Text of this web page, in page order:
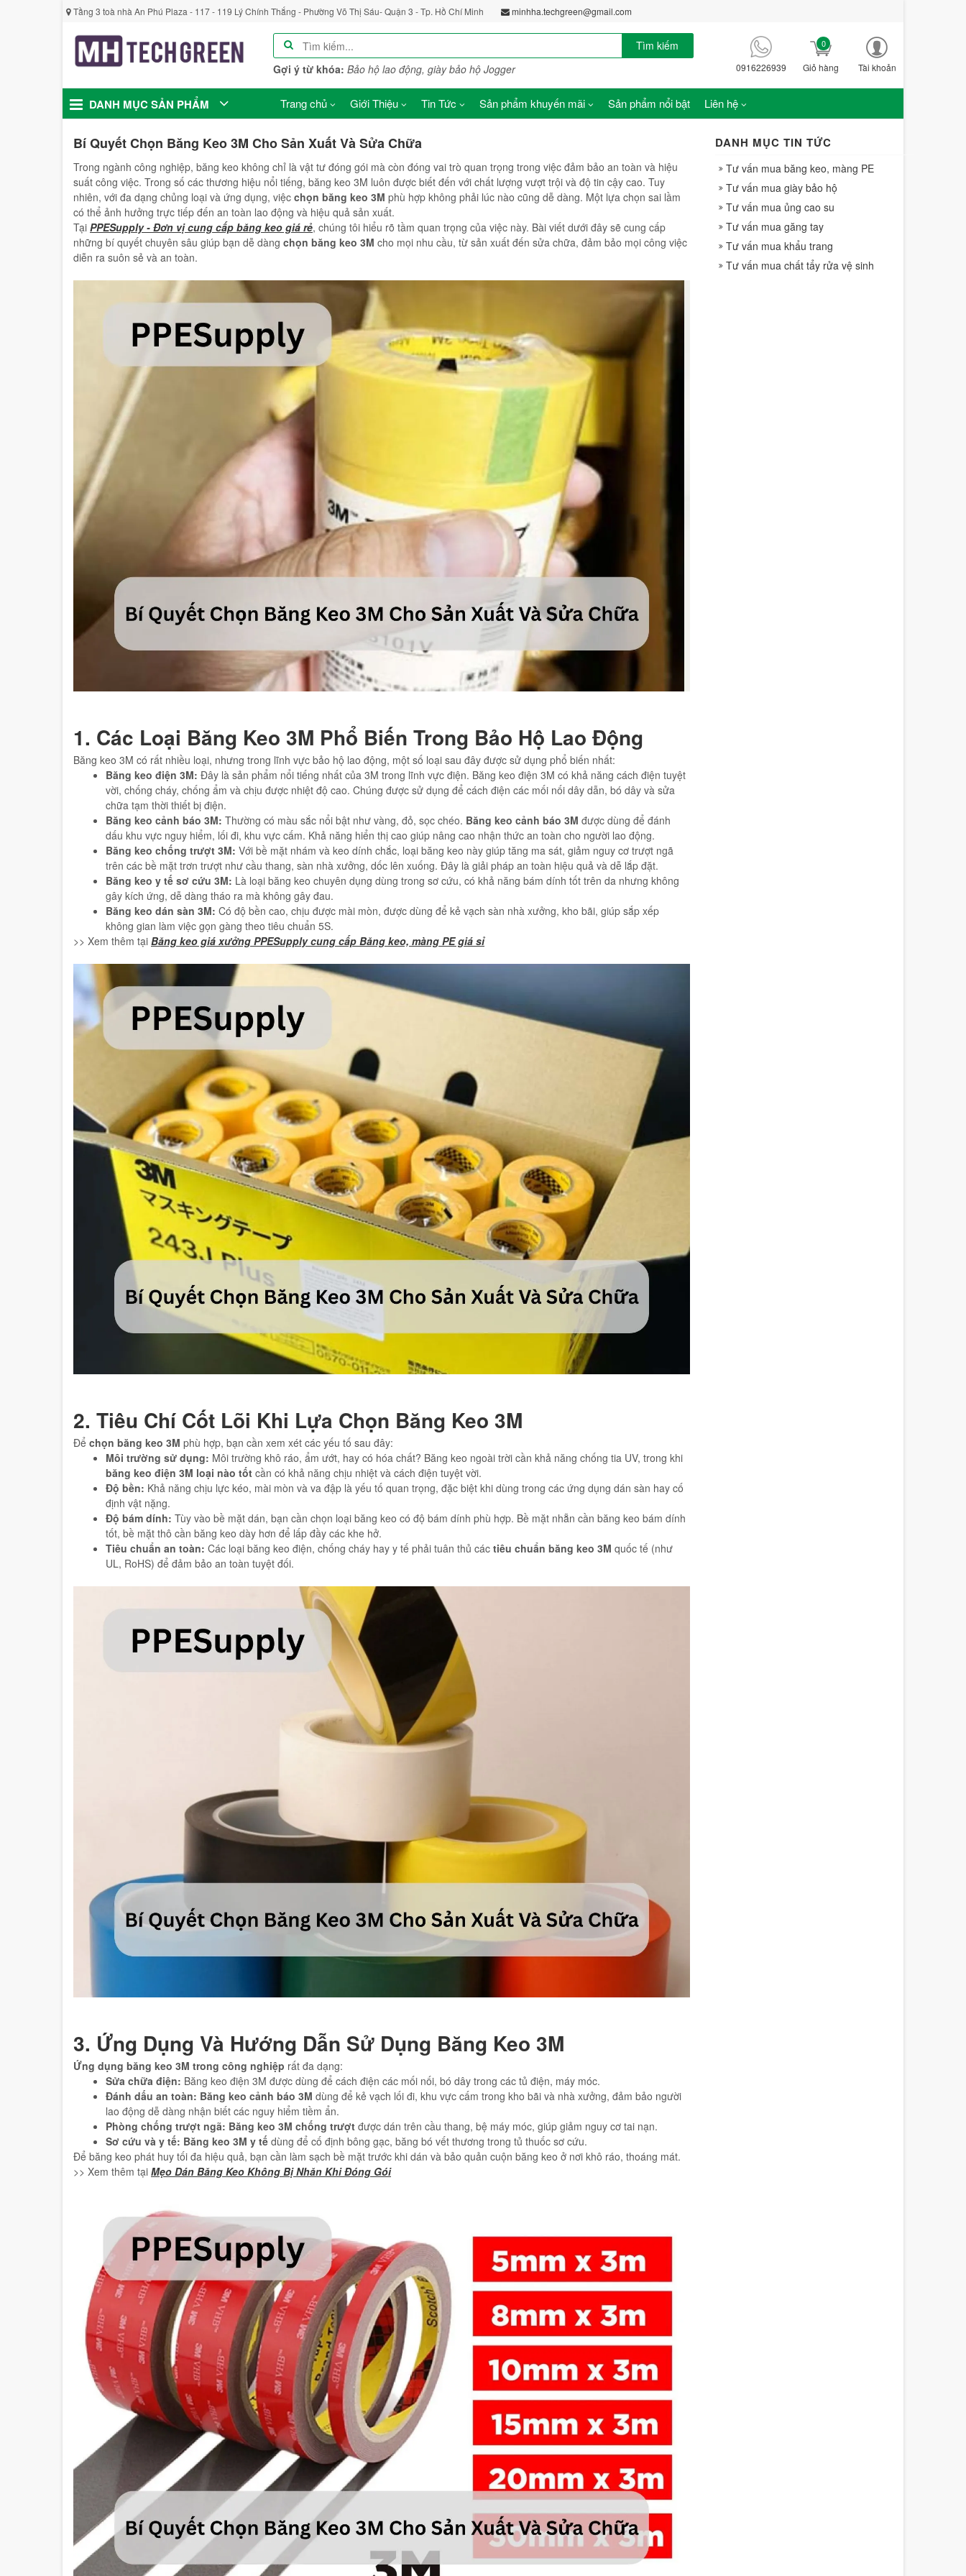
Tầng 3 toà nhà An Phú Plaza - 117 - 119 Lý Chính Thắng - Phường Võ Thị Sáu- Quận 3 - Tp. Hồ Chí Minh minhha.techgreen@gmail.com
Tìm kiếm
Gợi ý từ khóa: Bảo hộ lao động, giày bảo hộ Jogger 0916226939 Giỏ hàng
0
Tài khoản
DANH MỤC SẢN PHẨM Trang chủ Giới Thiệu Tin Tức Sản phẩm khuyến mãi Sản phẩm nổi bật Liên hệ
Bí Quyết Chọn Băng Keo 3M Cho Sản Xuất Và Sửa Chữa
Trong ngành công nghiệp, băng keo không chỉ là vật tư đóng gói mà còn đóng vai trò quan trọng trong việc đảm bảo an toàn và hiệu
suất công việc. Trong số các thương hiệu nổi tiếng, băng keo 3M luôn được biết đến với chất lượng vượt trội và độ tin cậy cao. Tuy
nhiên, với đa dạng chủng loại và ứng dụng, việc chọn băng keo 3M phù hợp không phải lúc nào cũng dễ dàng. Một lựa chọn sai lầm
có thể ảnh hưởng trực tiếp đến an toàn lao động và hiệu quả sản xuất.
Tại PPESupply - Đơn vị cung cấp băng keo giá rẻ, chúng tôi hiểu rõ tầm quan trọng của việc này. Bài viết dưới đây sẽ cung cấp
những bí quyết chuyên sâu giúp bạn dễ dàng chọn băng keo 3M cho mọi nhu cầu, từ sản xuất đến sửa chữa, đảm bảo mọi công việc
diễn ra suôn sẻ và an toàn.
1. Các Loại Băng Keo 3M Phổ Biến Trong Bảo Hộ Lao Động
Băng keo 3M có rất nhiều loại, nhưng trong lĩnh vực bảo hộ lao động, một số loại sau đây được sử dụng phổ biến nhất:
Băng keo điện 3M: Đây là sản phẩm nổi tiếng nhất của 3M trong lĩnh vực điện. Băng keo điện 3M có khả năng cách điện tuyệt
vời, chống cháy, chống ẩm và chịu được nhiệt độ cao. Chúng được sử dụng để cách điện các mối nối dây dẫn, bó dây và sửa
chữa tạm thời thiết bị điện.
Băng keo cảnh báo 3M: Thường có màu sắc nổi bật như vàng, đỏ, sọc chéo. Băng keo cảnh báo 3M được dùng để đánh
dấu khu vực nguy hiểm, lối đi, khu vực cấm. Khả năng hiển thị cao giúp nâng cao nhận thức an toàn cho người lao động.
Băng keo chống trượt 3M: Với bề mặt nhám và keo dính chắc, loại băng keo này giúp tăng ma sát, giảm nguy cơ trượt ngã
trên các bề mặt trơn trượt như cầu thang, sàn nhà xưởng, dốc lên xuống. Đây là giải pháp an toàn hiệu quả và dễ lắp đặt.
Băng keo y tế sơ cứu 3M: Là loại băng keo chuyên dụng dùng trong sơ cứu, có khả năng bám dính tốt trên da nhưng không
gây kích ứng, dễ dàng tháo ra mà không gây đau.
Băng keo dán sàn 3M: Có độ bền cao, chịu được mài mòn, được dùng để kẻ vạch sàn nhà xưởng, kho bãi, giúp sắp xếp
không gian làm việc gọn gàng theo tiêu chuẩn 5S.
>> Xem thêm tại Băng keo giá xưởng PPESupply cung cấp Băng keo, màng PE giá sỉ
2. Tiêu Chí Cốt Lõi Khi Lựa Chọn Băng Keo 3M
Để chọn băng keo 3M phù hợp, bạn cần xem xét các yếu tố sau đây:
Môi trường sử dụng: Môi trường khô ráo, ẩm ướt, hay có hóa chất? Băng keo ngoài trời cần khả năng chống tia UV, trong khi
băng keo điện 3M loại nào tốt cần có khả năng chịu nhiệt và cách điện tuyệt vời.
Độ bền: Khả năng chịu lực kéo, mài mòn và va đập là yếu tố quan trọng, đặc biệt khi dùng trong các ứng dụng dán sàn hay cố
định vật nặng.
Độ bám dính: Tùy vào bề mặt dán, bạn cần chọn loại băng keo có độ bám dính phù hợp. Bề mặt nhẵn cần băng keo bám dính
tốt, bề mặt thô cần băng keo dày hơn để lấp đầy các khe hở.
Tiêu chuẩn an toàn: Các loại băng keo điện, chống cháy hay y tế phải tuân thủ các tiêu chuẩn băng keo 3M quốc tế (như
UL, RoHS) để đảm bảo an toàn tuyệt đối.
3. Ứng Dụng Và Hướng Dẫn Sử Dụng Băng Keo 3M
Ứng dụng băng keo 3M trong công nghiệp rất đa dạng:
Sửa chữa điện: Băng keo điện 3M được dùng để cách điện các mối nối, bó dây trong các tủ điện, máy móc.
Đánh dấu an toàn: Băng keo cảnh báo 3M dùng để kẻ vạch lối đi, khu vực cấm trong kho bãi và nhà xưởng, đảm bảo người
lao động dễ dàng nhận biết các nguy hiểm tiềm ẩn.
Phòng chống trượt ngã: Băng keo 3M chống trượt được dán trên cầu thang, bệ máy móc, giúp giảm nguy cơ tai nạn.
Sơ cứu và y tế: Băng keo 3M y tế dùng để cố định bông gạc, băng bó vết thương trong tủ thuốc sơ cứu.
Để băng keo phát huy tối đa hiệu quả, bạn cần làm sạch bề mặt trước khi dán và bảo quản cuộn băng keo ở nơi khô ráo, thoáng mát.
>> Xem thêm tại Mẹo Dán Băng Keo Không Bị Nhăn Khi Đóng Gói
DANH MỤC TIN TỨC
Tư vấn mua băng keo, màng PE
Tư vấn mua giày bảo hộ
Tư vấn mua ủng cao su
Tư vấn mua găng tay
Tư vấn mua khẩu trang
Tư vấn mua chất tẩy rửa vệ sinh